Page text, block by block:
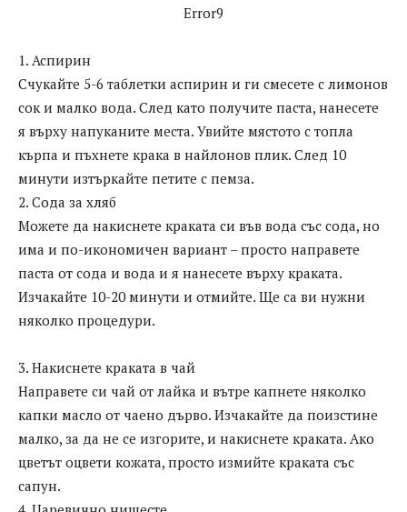
Error9
1. Аспирин
Счукайте 5-6 таблетки аспирин и ги смесете с лимонов
сок и малко вода. След като получите паста, нанесете
я върху напуканите места. Увийте мястото с топла
кърпа и пъхнете крака в найлонов плик. След 10
минути изтъркайте петите с пемза.
2. Сода за хляб
Можете да накиснете краката си във вода със сода, но
има и по-икономичен вариант – просто направете
паста от сода и вода и я нанесете върху краката.
Изчакайте 10-20 минути и отмийте. Ще са ви нужни
няколко процедури.
3. Накиснете краката в чай
Направете си чай от лайка и вътре капнете няколко
капки масло от чаено дърво. Изчакайте да поизстине
малко, за да не се изгорите, и накиснете краката. Ако
цветът оцвети кожата, просто измийте краката със
сапун.